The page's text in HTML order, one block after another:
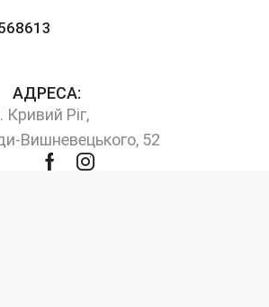
АДРЕСА:
Ріг,
Вишневецького, 52
FacebookInstagram